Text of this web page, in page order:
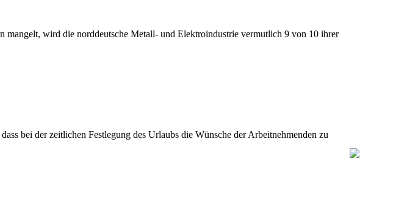
mangelt, wird die norddeutsche Metall- und Elektroindustrie vermutlich 9 von 10 ihrer
bei der zeitlichen Festlegung des Urlaubs die Wünsche der Arbeitnehmenden zu